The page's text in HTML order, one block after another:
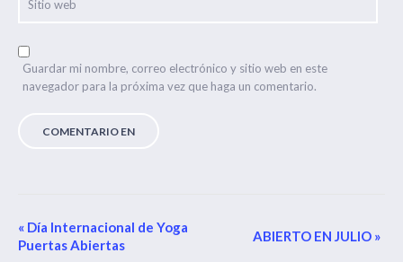
Guardar mi nombre, correo electrónico y sitio web en este
navegador para la próxima vez que haga un comentario.
Navegación
« Día Internacional de Yoga
Puertas Abiertas
ABIERTO EN JULIO »